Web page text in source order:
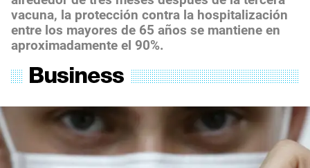
vacuna, la protección contra la hospitalización
entre los mayores de 65 años se mantiene en
aproximadamente el 90%.